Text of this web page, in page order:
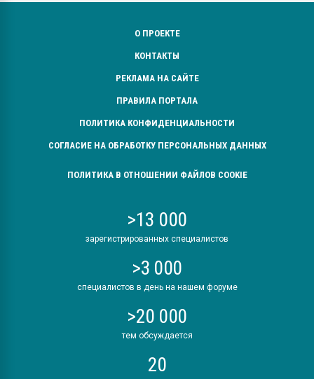
О ПРОЕКТЕ
КОНТАКТЫ
РЕКЛАМА НА САЙТЕ
ПРАВИЛА ПОРТАЛА
ПОЛИТИКА КОНФИДЕНЦИАЛЬНОСТИ
СОГЛАСИЕ НА ОБРАБОТКУ ПЕРСОНАЛЬНЫХ ДАННЫХ
ПОЛИТИКА В ОТНОШЕНИИ ФАЙЛОВ COOKIE
>13 000
зарегистрированных специалистов
>3 000
специалистов в день на нашем форуме
>20 000
тем обсуждается
20